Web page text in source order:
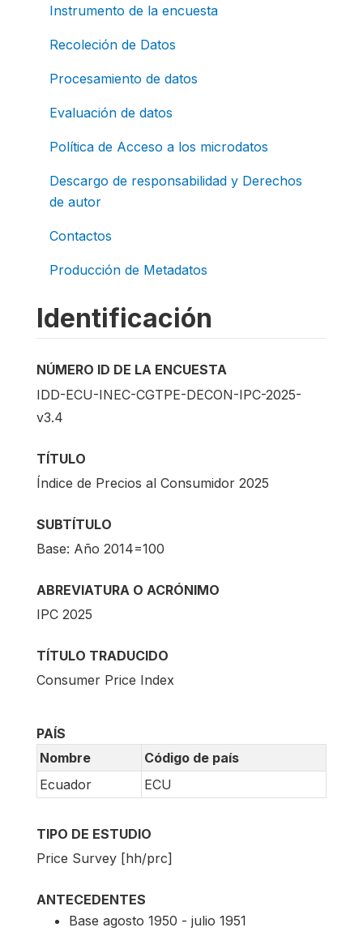
Instrumento de la encuesta
Recoleción de Datos
Procesamiento de datos
Evaluación de datos
Política de Acceso a los microdatos
Descargo de responsabilidad y Derechos
de autor
Contactos
Producción de Metadatos
Identificación
NÚMERO ID DE LA ENCUESTA
IDD-ECU-INEC-CGTPE-DECON-IPC-2025-
v3.4
TÍTULO
Índice de Precios al Consumidor 2025
SUBTÍTULO
Base: Año 2014=100
ABREVIATURA O ACRÓNIMO
IPC 2025
TÍTULO TRADUCIDO
Consumer Price Index
PAÍS
Nombre
Código de país
Ecuador
ECU
TIPO DE ESTUDIO
Price Survey [hh/prc]
ANTECEDENTES
Base agosto 1950 - julio 1951